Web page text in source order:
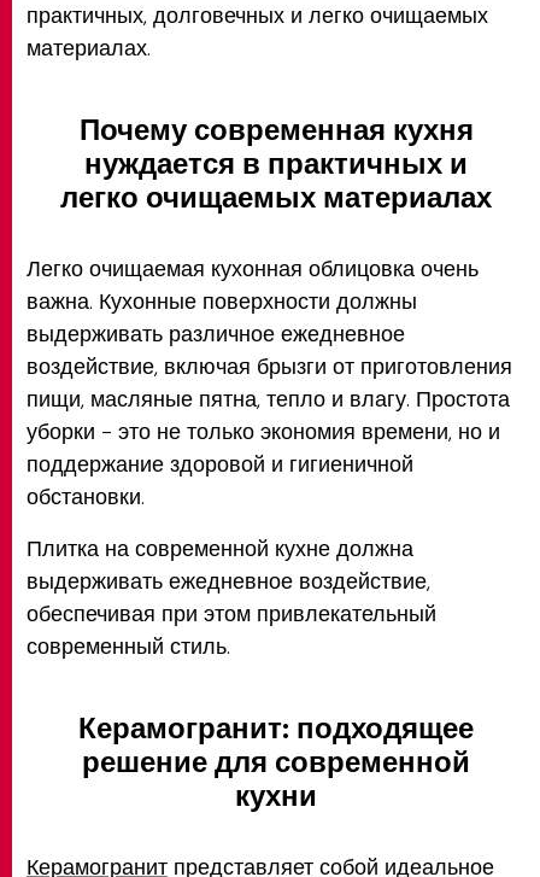
практичных, долговечных и легко очищаемых
материалах.
Почему современная кухня
нуждается в практичных и
легко очищаемых материалах
Легко очищаемая кухонная облицовка очень
важна. Кухонные поверхности должны
выдерживать различное ежедневное
воздействие, включая брызги от приготовления
пищи, масляные пятна, тепло и влагу. Простота
уборки - это не только экономия времени, но и
поддержание здоровой и гигиеничной
обстановки.
Плитка на современной кухне должна
выдерживать ежедневное воздействие,
обеспечивая при этом привлекательный
современный стиль.
Керамогранит: подходящее
решение для современной
кухни
Керамогранит представляет собой идеальное